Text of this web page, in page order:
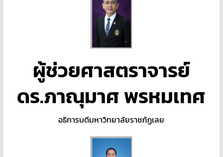
ผู้ช่วยศาสตราจารย์
ดร.ภาณุมาศ พรหมเทศ
อธิการบดีมหาวิทยาลัยราชภัฏเลย